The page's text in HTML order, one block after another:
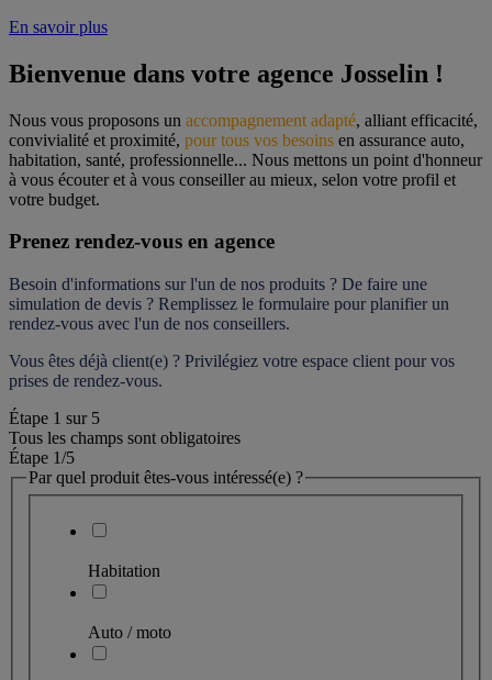
En savoir plus
Bienvenue dans votre agence Josselin !
Nous vous proposons un accompagnement adapté, alliant efficacité,
convivialité et proximité, pour tous vos besoins en assurance auto,
habitation, santé, professionnelle... Nous mettons un point d'honneur
à vous écouter et à vous conseiller au mieux, selon votre profil et
votre budget.
Prenez rendez-vous en agence
Besoin d'informations sur l'un de nos produits ? De faire une
simulation de devis ? Remplissez le formulaire pour planifier un
rendez-vous avec l'un de nos conseillers.
Vous êtes déjà client(e) ? Privilégiez votre espace client pour vos
prises de rendez-vous.
Étape 1 sur 5
Tous les champs sont obligatoires
Étape 1/5
Par quel produit êtes-vous intéressé(e) ?
Habitation
Auto / moto